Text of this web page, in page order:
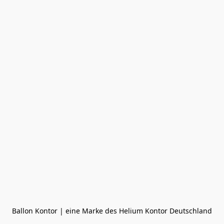
Ballon Kontor | eine Marke des Helium Kontor Deutschland